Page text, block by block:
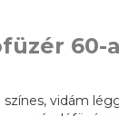
60-
színes, vidám